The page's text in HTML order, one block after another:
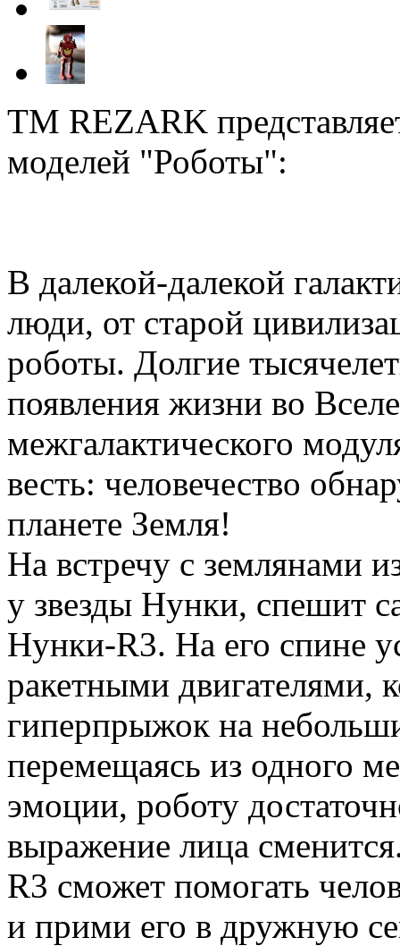
TM REZARK
моделей "Роботы":
В далекой-далекой
люди, от старой
роботы. Долгие
появления жизни во
межгалактического
весть: человечество
планете Земля!
На встречу с землянами
у звезды Нунки, спешит
Нунки-R3. На его спине
ракетными двигателями,
гиперпрыжок на
перемещаясь из одного
эмоции, роботу
выражение лица
R3 сможет помогать
и прими его в дружную